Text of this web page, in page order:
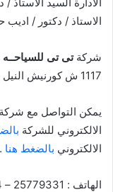
الاستاذ / دكتور / اديب
شركةتى تى للسياحــه
1117 ش كورنيش النيل – ماسبيرو – قسم بولاق أبو العلا – القاهرة
يمكن التواصل مع شركة
الالكتروني للشركة
الالكتروني بالضغط هنا .
الهاتف : 25779331 – 25787994 – 25746138 – 105708580